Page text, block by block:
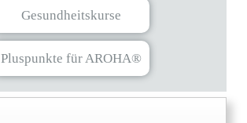
Gesundheitskurse
Pluspunkte für AROHA®